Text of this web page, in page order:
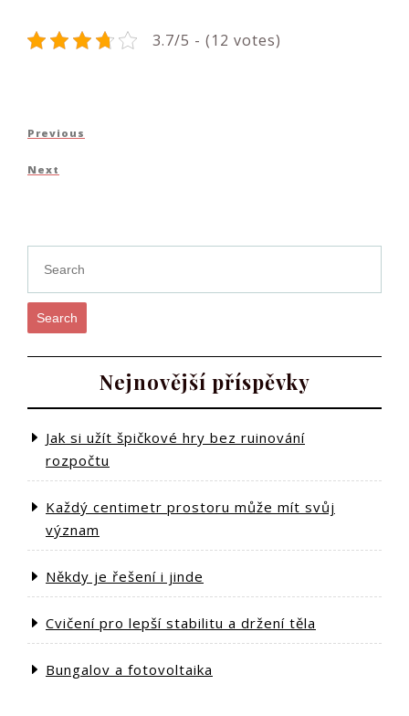
3.7/5 - (12 votes)
Navigace
pro
Previous
Previous
Next
Next
Search
Nejnovější příspěvky
Jak si užít špičkové hry bez ruinování
rozpočtu
Každý centimetr prostoru může mít svůj
význam
Někdy je řešení i jinde
Cvičení pro lepší stabilitu a držení těla
Bungalov a fotovoltaika